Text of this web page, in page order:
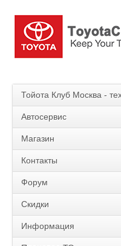
Тойота Клуб Москва -
Автосервис
Магазин
Контакты
Форум
Скидки
Информация